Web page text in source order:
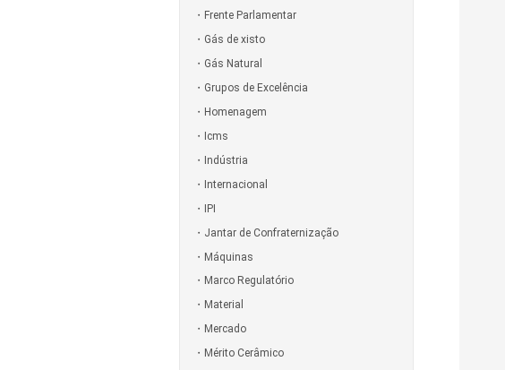
Frente Parlamentar
Gás de xisto
Gás Natural
Grupos de Excelência
Homenagem
Icms
Indústria
Internacional
IPI
Jantar de Confraternização
Máquinas
Marco Regulatório
Material
Mercado
Mérito Cerâmico